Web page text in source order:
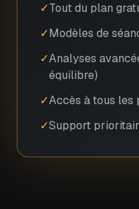
✓Tout du plan
✓Modèles de
✓Analyses
équilibre)
✓Accès à tous les
✓Support